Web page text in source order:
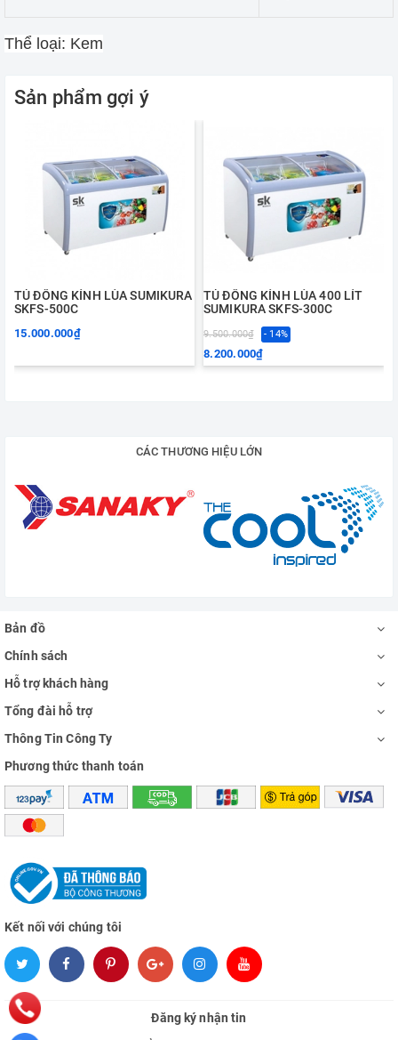
Thể loại: Kem
Sản phẩm gợi ý
TỦ ĐÔNG KÍNH LÙA SUMIKURA
SKFS-500C
15.000.000₫
TỦ ĐÔNG KÍNH LÙA 400 LÍT
SUMIKURA SKFS-300C
9.500.000₫ - 14%
8.200.000₫
CÁC THƯƠNG HIỆU LỚN
Bản đồ
Chính sách
Hỗ trợ khách hàng
Tổng đài hỗ trợ
Thông Tin Công Ty
Phương thức thanh toán
Kết nối với chúng tôi
Đăng ký nhận tin